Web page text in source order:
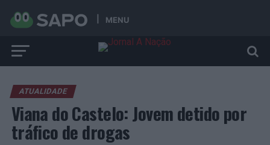
MENU
ATUALIDADE
Viana do Castelo: Jovem detido por
tráfico de drogas